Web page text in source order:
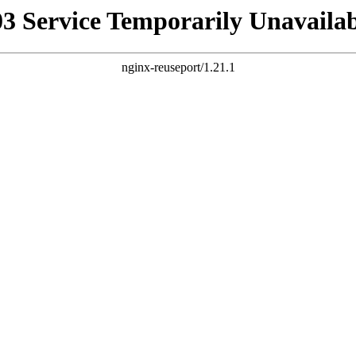
Service Temporarily
nginx-reuseport/1.21.1